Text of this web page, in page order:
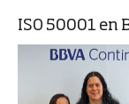
ISO 50001 en